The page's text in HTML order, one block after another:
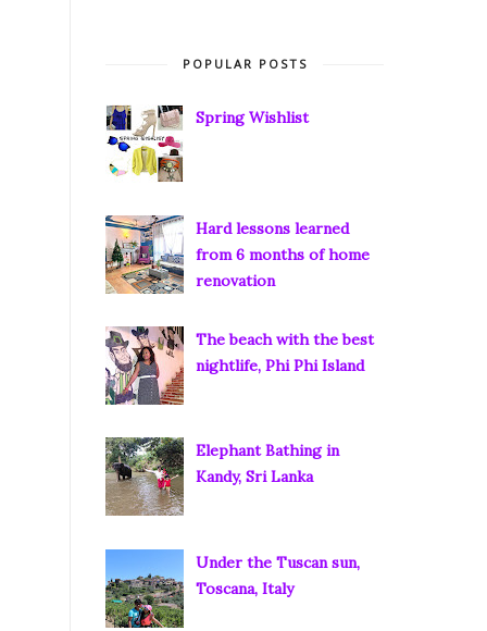
POPULAR POSTS
Spring Wishlist
Hard lessons learned
from 6 months of home
renovation
The beach with the best
nightlife, Phi Phi Island
Elephant Bathing in
Kandy, Sri Lanka
Under the Tuscan sun,
Toscana, Italy